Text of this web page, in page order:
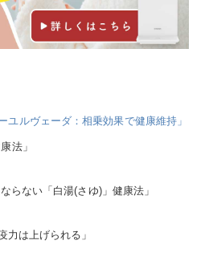
ユルヴェーダ：相乗効果で健康維持」
法」
らない「白湯(さゆ)」健康法」
力は上げられる」